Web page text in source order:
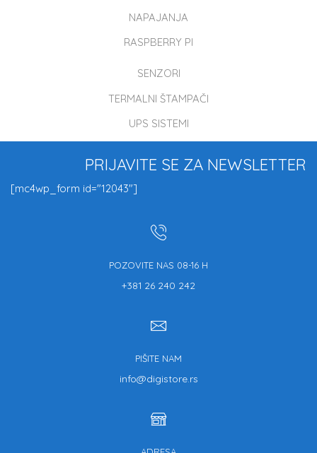
NAPAJANJA
RASPBERRY PI
SENZORI
TERMALNI ŠTAMPAČI
UPS SISTEMI
PRIJAVITE SE ZA NEWSLETTER
[mc4wp_form id="12043"]
POZOVITE NAS 08-16 H
+381 26 240 242
PIŠITE NAM
info@digistore.rs